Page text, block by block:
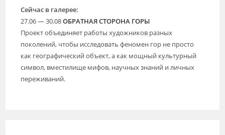
ОТ
ARTAREA
DOC
Сейчас в галерее:
27.06 — 30.08ОБРАТНАЯ СТОРОНА ГОРЫ
Проект объединяет работы художников разных
поколений, чтобы исследовать феномен гор не просто
как географический объект, а как мощный культурный
символ, вместилище мифов, научных знаний и личных
переживаний.